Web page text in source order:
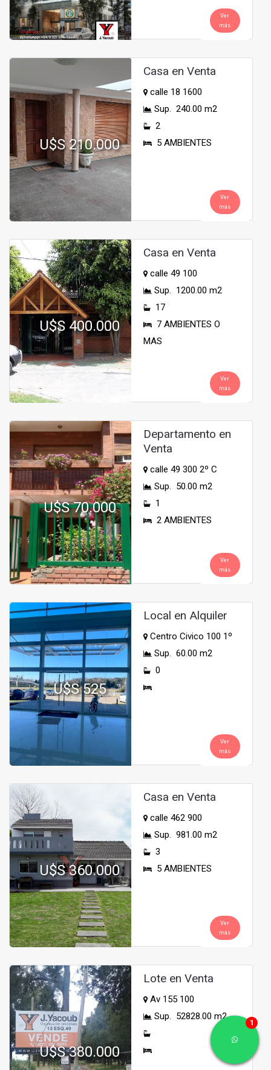
Ver
más
U$S 210.000
Casa en Venta
calle 18 1600
Sup. 240.00 m2
2
5 AMBIENTES
Ver
más
U$S 400.000
Casa en Venta
calle 49 100
Sup. 1200.00 m2
17
7 AMBIENTES O
MAS
Ver
más
U$S 70.000
Departamento en
Venta
calle 49 300 2º C
Sup. 50.00 m2
1
2 AMBIENTES
Ver
más
U$S 525
Local en Alquiler
Centro Civico 100 1º
Sup. 60.00 m2
0
Ver
más
U$S 360.000
Casa en Venta
calle 462 900
Sup. 981.00 m2
3
5 AMBIENTES
Ver
más
U$S 380.000
Lote en Venta
Av 155 100
Sup. 52828.00 m2